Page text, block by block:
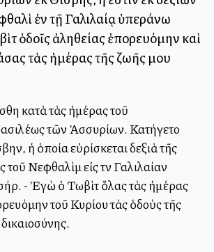
ἐν τῇ Γαλιλαίᾳ ὑπεράνω
ὁδοῖς ἀληθείας ἐπορευόμην καὶ
τὰς ἡμέρας τῆς ζωῆς μου
κατὰ τὰς ἡμέρας τοῦ
τῶν Ἀσσυρίων. Κατήγετο
ἡ ὁποία εὑρίσκεται δεξιὰ τῆς
Νεφθαλὶμ εἰς τὴν Γαλιλαίαν
- Ἐγὼ ὁ Τωβὶτ ὅλας τὰς ἡμέρας
τοῦ Κυρίου τὰς ὁδοὺς τῆς